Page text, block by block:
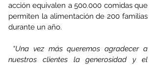
acción equivalen a 500.000 comidas que
permiten la alimentación de 200 familias
durante un año.
“Una vez más queremos agradecer a
nuestros clientes la generosidad y el